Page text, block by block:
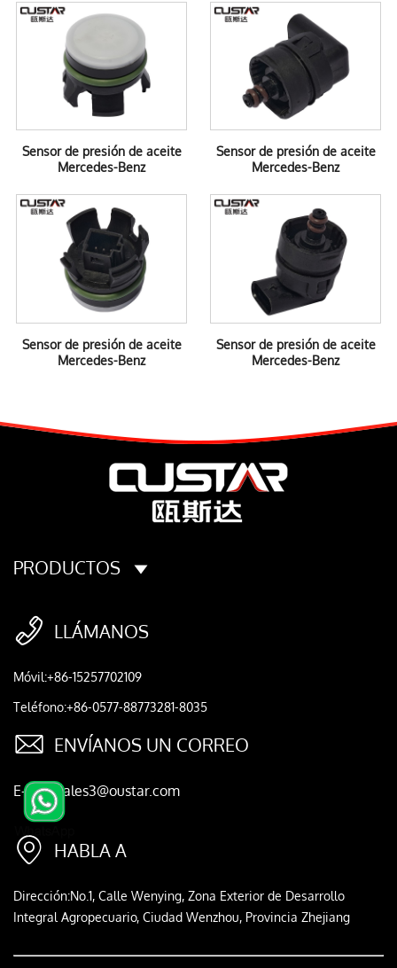
Sensor de presión de aceite
Mercedes-Benz
Sensor de presión de aceite
Mercedes-Benz
Sensor de presión de aceite
Mercedes-Benz
Sensor de presión de aceite
Mercedes-Benz
PRODUCTOS
 LLÁMANOS
Móvil:+86-15257702109
Teléfono:+86-0577-88773281-8035
 ENVÍANOS UN CORREO
E-mail:sales3@oustar.com
 HABLA A
Dirección:No.1, Calle Wenying, Zona Exterior de Desarrollo
Integral Agropecuario, Ciudad Wenzhou, Provincia Zhejiang